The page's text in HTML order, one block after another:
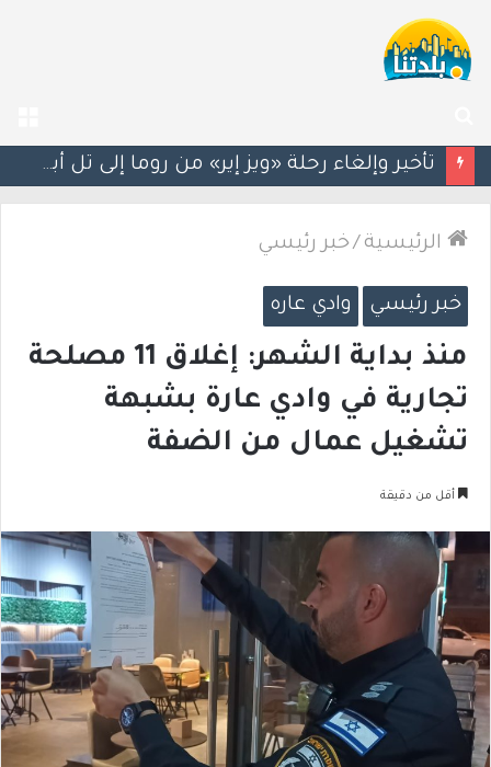
عن
سيغالوفيتش يستقيل من الكنيست.. وتقارير عن اتصالات مع القائمة العربية الموحدة
الرئيسية /خبر رئيسي
خبر رئيسي وادي عاره
منذ بداية الشهر: إغلاق 11 مصلحة
تجارية في وادي عارة بشبهة
تشغيل عمال من الضفة
أقل من دقيقة